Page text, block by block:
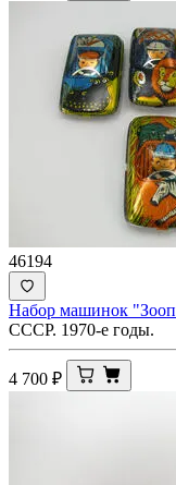
46194
Набор машинок
СССР. 1970-е годы.
4 700 ₽